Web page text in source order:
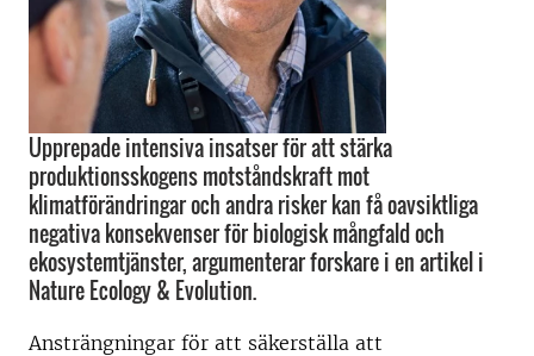
Upprepade intensiva insatser för att stärka
produktionsskogens motståndskraft mot
klimatförändringar och andra risker kan få oavsiktliga
negativa konsekvenser för biologisk mångfald och
ekosystemtjänster, argumenterar forskare i en artikel i
Nature Ecology & Evolution.
Ansträngningar för att säkerställa att